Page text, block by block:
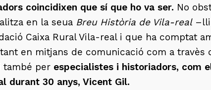
coincidixen que sí que ho va ser. No
en la seua Breu Història de Vila-real
Caixa Rural Vila-real i que ha comptat
en mitjans de comunicació com a travès
també per especialistes i historiadors, com
durant 30 anys, Vicent Gil.